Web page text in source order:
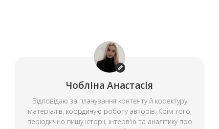
Чобліна Анастасія
Відповідаю за планування контенту й коректуру
матеріалів, координую роботу авторів. Крім того,
періодично пишу історії, інтерв'ю та аналітику про